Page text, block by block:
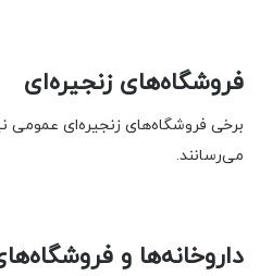
فروشگاه‌های زنجیره‌ای
برخی فروشگاه‌های زنجیره‌ای
می‌رسانند.
داروخانه‌ها و